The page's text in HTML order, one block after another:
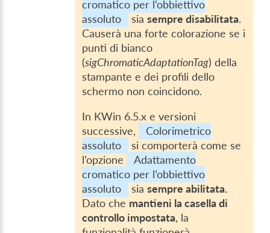
cromatico per l’obbiettivo
assoluto
siasempre disabilitata.
Causerà una forte colorazione se i
punti di bianco
(sigChromaticAdaptationTag) della
stampante e dei profili dello
schermo non coincidono.
In KWin 6.5.x e versioni
successive,
Colorimetrico
assoluto
si comporterà come se
l’opzione
Adattamento
cromatico per l’obbiettivo
assoluto
siasempre abilitata.
Dato che mantieni la casella di
controllo impostata, la